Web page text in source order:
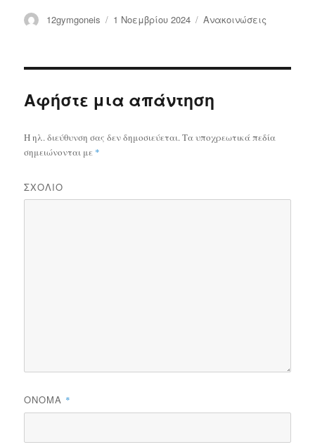
Συντάκτης
12gymgoneis
Δημοσιεύτηκε
1 Νοεμβρίου 2024 Κατηγορίες
Ανακοινώσεις
Αφήστε μια απάντηση
Η ηλ. διεύθυνση σας δεν δημοσιεύεται.Τα υποχρεωτικά πεδία
σημειώνονται με *
ΣΧΌΛΙΟ
ΌΝΟΜΑ *